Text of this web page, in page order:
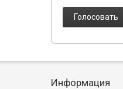
Голосовать
Информация